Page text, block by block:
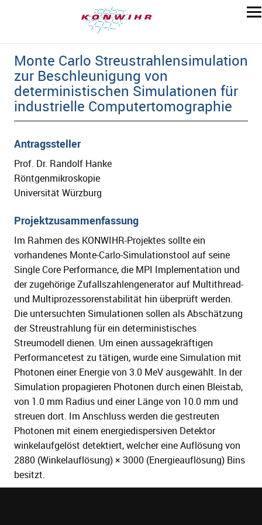
Monte Carlo Streustrahlensimulation
zur Beschleunigung von
deterministischen Simulationen für
industrielle Computertomographie
Antragssteller
Prof. Dr. Randolf Hanke
Röntgenmikroskopie
Universität Würzburg
Projektzusammenfassung
Im Rahmen des KONWIHR-Projektes sollte ein
vorhandenes Monte-Carlo-Simulationstool auf seine
Single Core Performance, die MPI Implementation und
der zugehörige Zufallszahlengenerator auf Multithread-
und Multiprozessorenstabilität hin überprüft werden.
Die untersuchten Simulationen sollen als Abschätzung
der Streustrahlung für ein deterministisches
Streumodell dienen. Um einen aussagekräftigen
Performancetest zu tätigen, wurde eine Simulation mit
Photonen einer Energie von 3.0 MeV ausgewählt. In der
Simulation propagieren Photonen durch einen Bleistab,
von 1.0 mm Radius und einer Länge von 10.0 mm und
streuen dort. Im Anschluss werden die gestreuten
Photonen mit einem energiedispersiven Detektor
winkelaufgelöst detektiert, welcher eine Auflösung von
2880 (Winkelauflösung) × 3000 (Energieauflösung) Bins
besitzt.